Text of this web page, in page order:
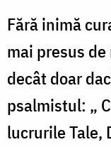
Fără inimă
mai presus
decât doar
psalmistul: „
lucrurile Tale,